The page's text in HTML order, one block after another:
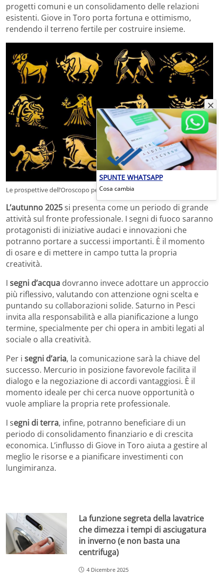
progetti comuni e un consolidamento delle relazioni
esistenti. Giove in Toro porta fortuna e ottimismo,
rendendo il terreno fertile per costruire insieme.
Le prospettive dell’Oroscopo per l’autunno 2025 – notiziefresche.info
L’autunno 2025si presenta come un periodo di grande
attività sul fronte professionale. I segni di fuoco saranno
protagonisti di iniziative audaci e innovazioni che
potranno portare a successi importanti. È il momento
di osare e di mettere in campo tutta la propria
creatività.
I segni d’acqua dovranno invece adottare un approccio
più riflessivo, valutando con attenzione ogni scelta e
puntando su collaborazioni solide. Saturno in Pesci
invita alla responsabilità e alla pianificazione a lungo
termine, specialmente per chi opera in ambiti legati al
sociale o alla creatività.
Per i segni d’aria, la comunicazione sarà la chiave del
successo. Mercurio in posizione favorevole facilita il
dialogo e la negoziazione di accordi vantaggiosi. È il
momento ideale per chi cerca nuove opportunità o
vuole ampliare la propria rete professionale.
I segni di terra, infine, potranno beneficiare di un
periodo di consolidamento finanziario e di crescita
economica. L’influsso di Giove in Toro aiuta a gestire al
meglio le risorse e a pianificare investimenti con
lungimiranza.
La funzione segreta della lavatrice
che dimezza i tempi di asciugatura
in inverno (e non basta una
centrifuga)
4 Dicembre 2025
SPUNTE WHATSAPP
Cosa cambia